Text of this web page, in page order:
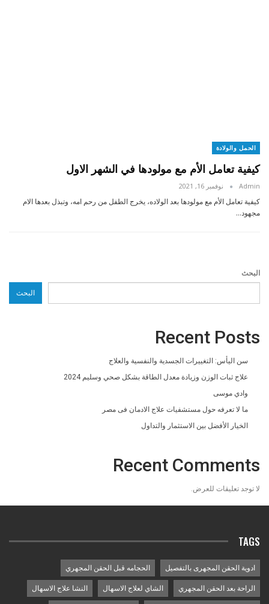
الحمل والولادة
كيفية تعامل الأم مع مولودها في الشهر الاول
Admin نوفمبر 16, 2021
كيفية تعامل الأم مع مولودها بعد الولاده، يخرج الطفل من رحم امه، وتبذل بعدها الام
مجهود…
البحث
البحث
Recent Posts
سن اليأس: التغييرات الجسدية والنفسية والعلاج
علاج ثبات الوزن وزيادة معدل الطاقة بشكل صحي وسليم 2024
وادي موسى
ما لا تعرفه حول مستشفيات علاج الادمان فى مصر
الخيار الأفضل بين الاستثمار والتداول
Recent Comments
لا توجد تعليقات للعرض.
TAGS
ادوية الحقن المجهرى بالتفصيل الحجامه قبل الحقن المجهري
الراحة بعد الحقن المجهري الشاي لعلاج الاسهال النشا علاج الاسهال